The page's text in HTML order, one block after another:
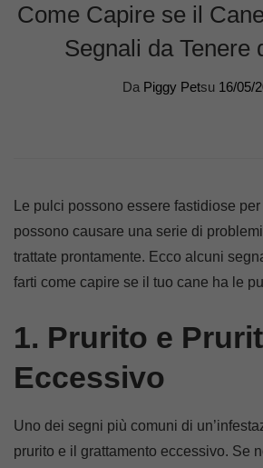
Come Capire se il
Segnali da Tenere
Da Piggy Petsu 16/05/
Le pulci possono essere fastidiose
possono causare una serie di
trattate prontamente. Ecco alcuni
farti come capire se il tuo cane ha le
1. Prurito e
Eccessivo
Uno dei segni più comuni di
prurito e il grattamento eccessivo. Se